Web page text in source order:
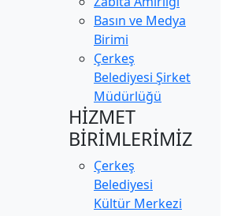
Basın ve Medya
Birimi
Çerkeş
Belediyesi Şirket
Müdürlüğü
HİZMET
BİRİMLERİMİZ
Çerkeş
Belediyesi
Kültür Merkezi